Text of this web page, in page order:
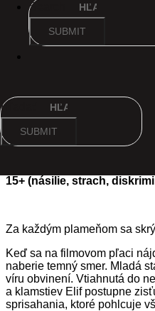
Search
SUBMIT
Hľadať
SUBMIT
Hystéria
15:30
2D
OR
15
15+ (násilie, strach,
Za každým plameňom sa
Keď sa na filmovom pľaci
naberie temný smer. Mladá
víru obvinení. Vtiahnutá do
a klamstiev Elif postupne
sprisahania, ktoré pohlcuje